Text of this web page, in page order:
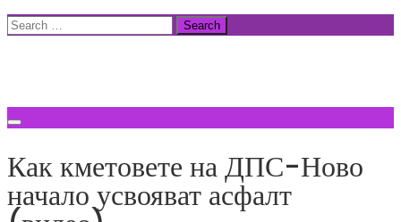
Skip
Search
Как кметовете на ДПС-Ново
начало усвояват асфалт